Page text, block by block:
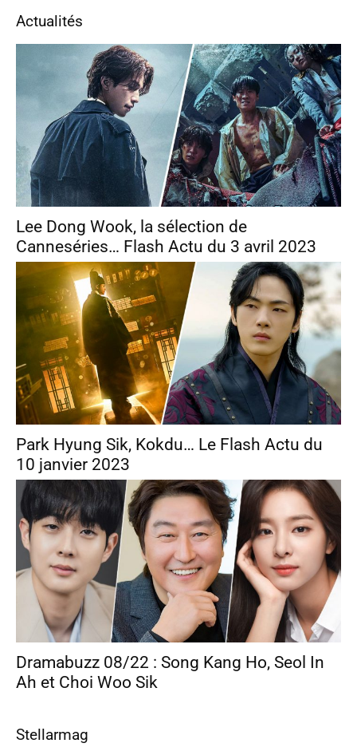
Actualités
Lee Dong Wook, la sélection de
Canneséries… Flash Actu du 3 avril 2023
Park Hyung Sik, Kokdu… Le Flash Actu du
10 janvier 2023
Dramabuzz 08/22 : Song Kang Ho, Seol In
Ah et Choi Woo Sik
Stellarmag